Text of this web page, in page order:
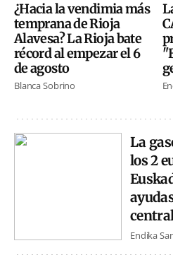
¿Hacia la vendimia más
temprana de Rioja
Alavesa? La Rioja bate
récord al empezar el 6
de agosto
Blanca Sobrino
La
los 2
Endika